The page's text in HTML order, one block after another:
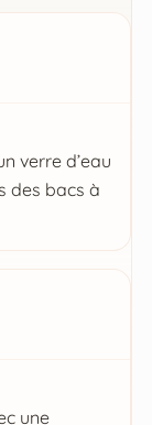
verre d’eau
des bacs à
une